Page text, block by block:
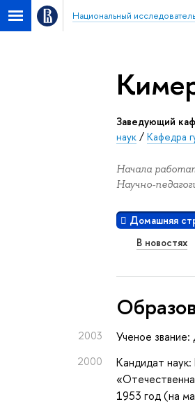
Национальный
заведующий
наук /Кафедра
Начала
Научно-
Домашняя
В новостях
2003 Ученое
2000
Кандидат
1953 год (на